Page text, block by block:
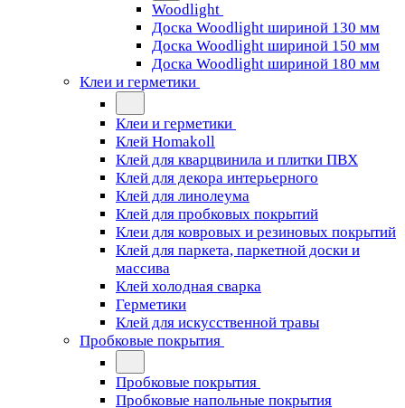
Woodlight
Доска Woodlight шириной 130 мм
Доска Woodlight шириной 150 мм
Доска Woodlight шириной 180 мм
Клеи и герметики
Клеи и герметики
Клей Homakoll
Клей для кварцвинила и плитки ПВХ
Клей для декора интерьерного
Клей для линолеума
Клей для пробковых покрытий
Клеи для ковровых и резиновых покрытий
Клей для паркета, паркетной доски и
массива
Клей холодная сварка
Герметики
Клей для искусственной травы
Пробковые покрытия
Пробковые покрытия
Пробковые напольные покрытия